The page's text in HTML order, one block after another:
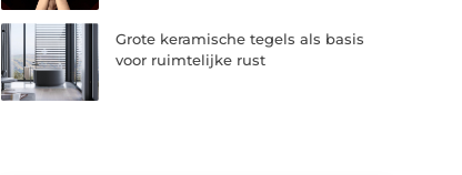
Grote keramische tegels als basis
voor ruimtelijke rust